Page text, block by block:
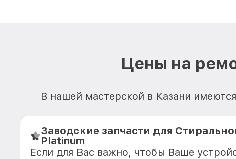
Цены на
В нашей мастерской в Казани
Заводские запчасти для
Platinum
Если для Вас важно, чтобы Ваше